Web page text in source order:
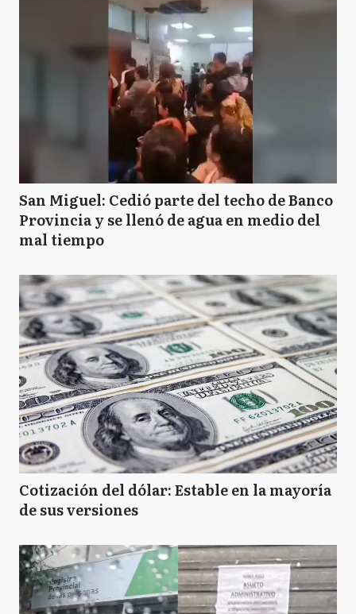
San Miguel: Cedió parte del techo de Banco
Provincia y se llenó de agua en medio del
mal tiempo
Cotización del dólar: Estable en la mayoría
de sus versiones